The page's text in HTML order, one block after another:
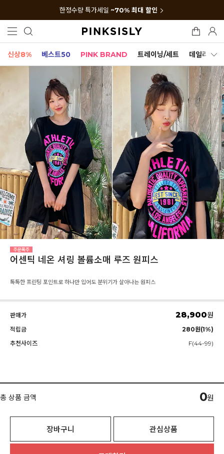
한정수량 특가세일 ~70% 최대 할인
신상8% 베스트50 PINK BRAND 트레이닝/세트 데일리세트
어센틱 네온 셔링 볼륨소매 루즈 원피스
톡톡한 프린팅 포인트로 하나만 입어도 분위기가 살아나는 원피스
판매가 28,900원
적립금
280원(1%)
추천사이즈
F(44-99)
총 상품 금액 0원
장바구니 관심상품